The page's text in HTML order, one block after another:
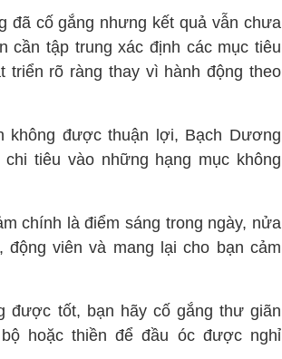
đã cố gắng nhưng kết quả vẫn chưa
cần tập trung xác định các mục tiêu
triển rõ ràng thay vì hành động theo
không được thuận lợi, Bạch Dương
tiêu vào những hạng mục không
chính là điểm sáng trong ngày, nửa
động viên và mang lại cho bạn cảm
được tốt, bạn hãy cố gắng thư giãn
hoặc thiền để đầu óc được nghỉ